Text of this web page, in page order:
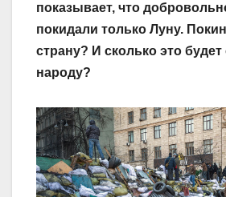
показывает, что
покидали только Луну.
страну? И сколько это будет
народу?